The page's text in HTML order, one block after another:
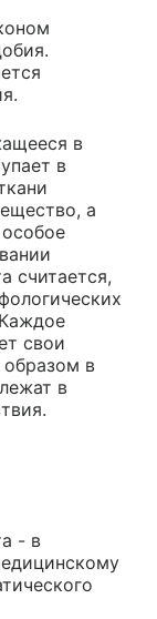
в
в
а
считается,
свои
образом в
в
- в